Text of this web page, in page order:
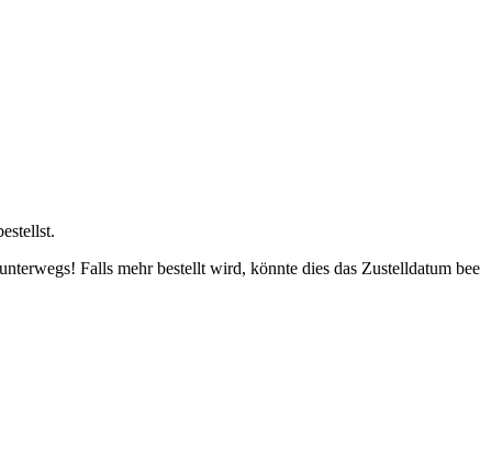
Falls mehr bestellt wird, könnte dies das Zustelldatum